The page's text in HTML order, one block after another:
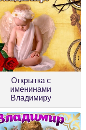
Открытка с
именинами
Владимиру